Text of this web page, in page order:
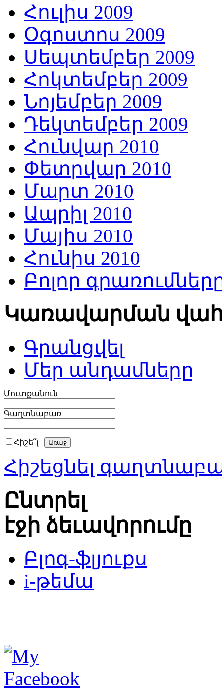
Հուլիս 2009
Օգոստոս 2009
Սեպտեմբեր 2009
Հոկտեմբեր 2009
Նոյեմբեր 2009
Դեկտեմբեր 2009
Հունվար 2010
Փետրվար 2010
Մարտ 2010
Ապրիլ 2010
Մայիս 2010
Հունիս 2010
Բոլոր
Կառավարման
Գրանցվել
Մեր անդամները
Մուտքանուն
Գաղտնաբառ
Հիշե՞լ
Հիշեցնել
Ընտրել
էջի ձեւավորումը
Բլոգ-ֆլյուքս
i-թեմա